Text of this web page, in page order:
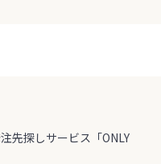
先探しサービス「ONLY